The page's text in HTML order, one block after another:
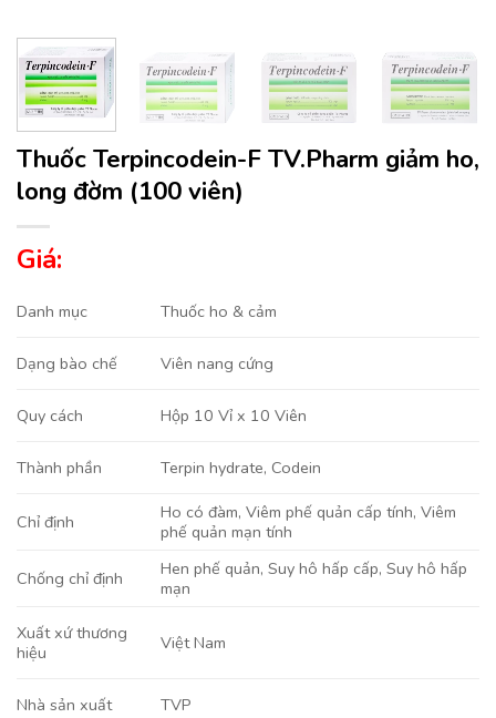
Thuốc Terpincodein-F TV.Pharm giảm ho,
long đờm (100 viên)
Giá:
Danh mục Thuốc ho & cảm
Dạng bào chế Viên nang cứng
Quy cách Hộp 10 Vỉ x 10 Viên
Thành phần Terpin hydrate,Codein
Chỉ định Ho có đàm,Viêm phế quản cấp tính,Viêm
phế quản mạn tính
Chống chỉ định
Hen phế quản, Suy hô hấp cấp, Suy hô hấp
mạn
Xuất xứ thương
hiệu
Việt Nam
Nhà sản xuất TVP